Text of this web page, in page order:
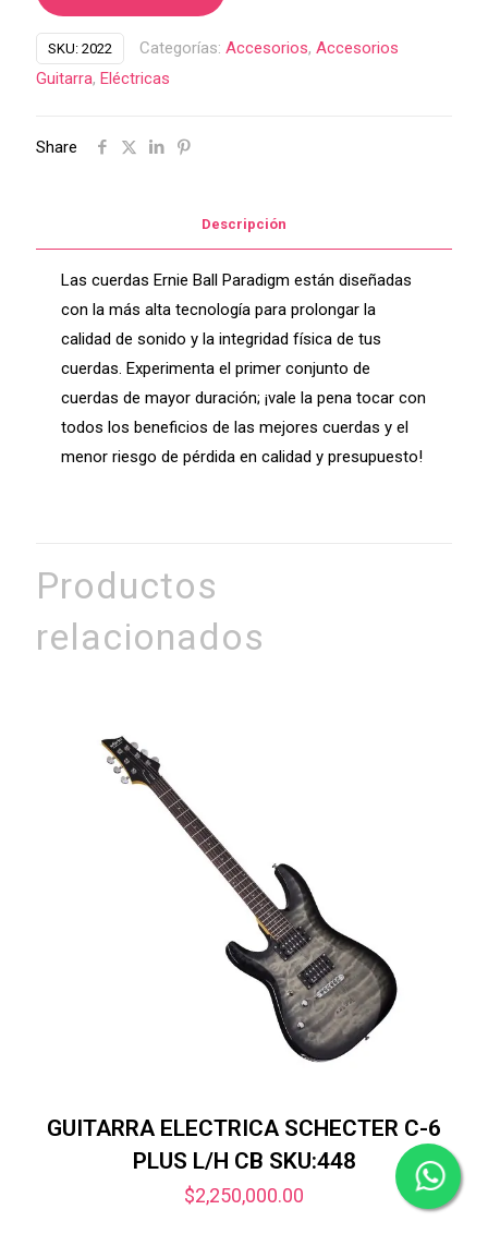
SKU: 2022 Categorías: Accesorios, Accesorios
Guitarra, Eléctricas
Share
Descripción
Las cuerdas Ernie Ball Paradigm están diseñadas
con la más alta tecnología para prolongar la
calidad de sonido y la integridad física de tus
cuerdas. Experimenta el primer conjunto de
cuerdas de mayor duración; ¡vale la pena tocar con
todos los beneficios de las mejores cuerdas y el
menor riesgo de pérdida en calidad y presupuesto!
Productos
relacionados
GUITARRA ELECTRICA SCHECTER C-6
PLUS L/H CB SKU:448
$2,250,000.00